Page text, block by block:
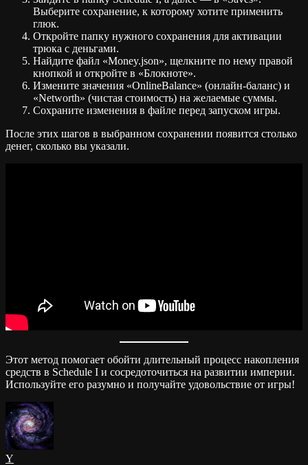
Выберите сохранение, к которому хотите применить
глюк.
Откройте папку нужного сохранения для активации
трюка с деньгами.
Найдите файл «Money.json», щелкните по нему правой
кнопкой и откройте в «Блокноте».
Измените значения «OnlineBalance» (онлайн-баланс) и
«Networth» (чистая стоимость) на желаемые суммы.
Сохраните изменения в файле перед запуском игры.
После этих шагов в выбранном сохранении появится столько
денег, сколько вы указали.
Этот метод помогает обойти длительный процесс накопления
средств в Schedule I и сосредоточиться на развитии империи.
Используйте его разумно и получайте удовольствие от игры!
Y